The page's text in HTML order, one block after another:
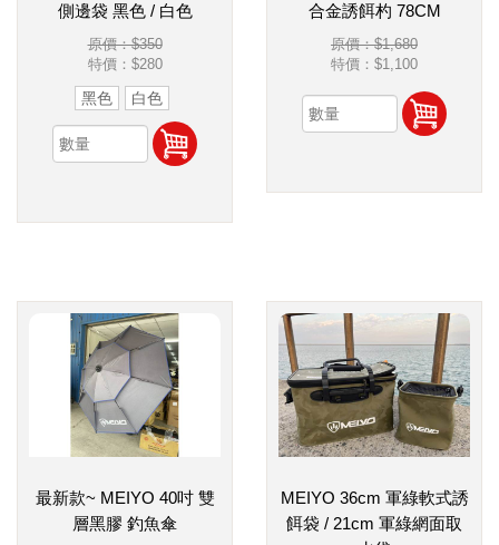
側邊袋 黑色 / 白色
原價：$350
特價： $280
黑色 白色
合金誘餌杓 78CM
原價：$1,680
特價： $1,100
最新款~ MEIYO 40吋 雙
層黑膠 釣魚傘
MEIYO 36cm 軍綠軟式誘
餌袋 / 21cm 軍綠網面取